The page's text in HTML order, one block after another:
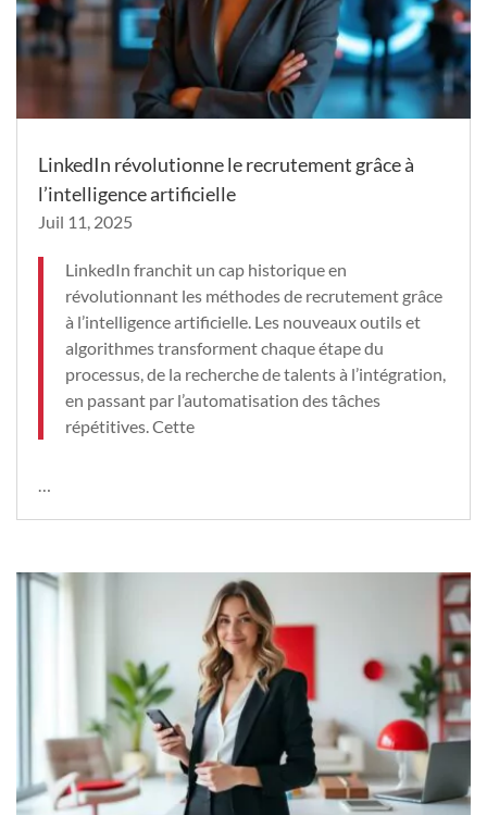
LinkedIn révolutionne le recrutement grâce à
l’intelligence artificielle
Juil 11, 2025
LinkedIn franchit un cap historique en
révolutionnant les méthodes de recrutement grâce
à l’intelligence artificielle. Les nouveaux outils et
algorithmes transforment chaque étape du
processus, de la recherche de talents à l’intégration,
en passant par l’automatisation des tâches
répétitives. Cette
…